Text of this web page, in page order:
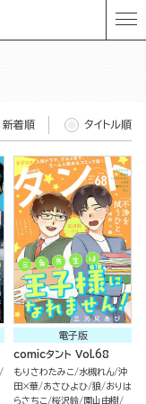
新着順 タイトル順
電子版
comicタント Vol.68
もりさわたみこ 水槻れん 沖
田×華 あさひよひ 狼 おりは
らさちこ 桜沢鈴 園山由樹